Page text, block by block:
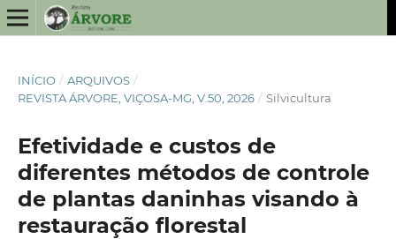
INÍCIO / ARQUIVOS /
REVISTA ÁRVORE, VIÇOSA-MG, V.50, 2026 / Silvicultura
Efetividade e custos de
diferentes métodos de controle
de plantas daninhas visando à
restauração florestal